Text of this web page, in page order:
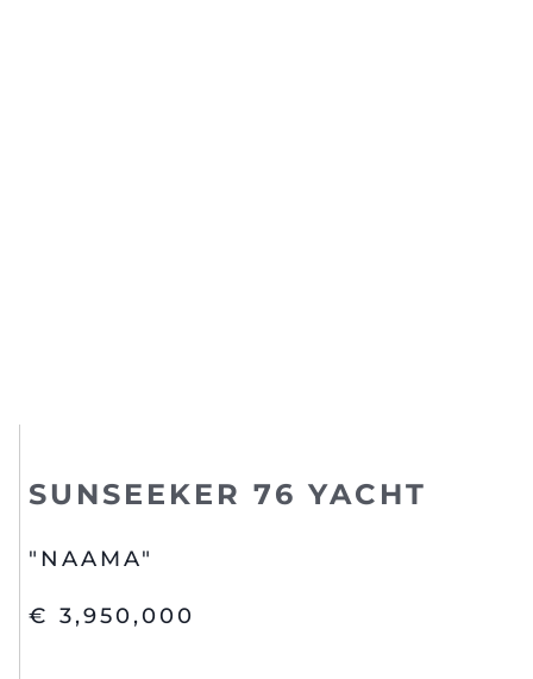
SUNSEEKER 76 YACHT
"NAAMA"
€ 3,950,000